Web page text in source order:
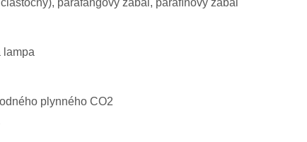
parafangový zábal, parafínový zábal
lampa
plynného CO2